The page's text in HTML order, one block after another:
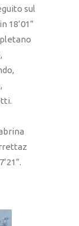
sul
18’01”